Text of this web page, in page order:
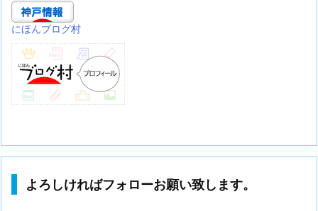
にほんブログ村
よろしければフォローお願い致します。